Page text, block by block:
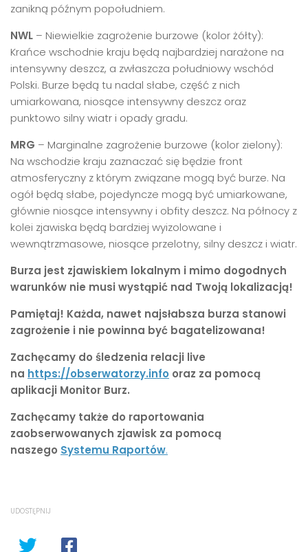
zanikną późnym popołudniem.
NWL – Niewielkie zagrożenie burzowe (kolor żółty):
Krańce wschodnie kraju będą najbardziej narażone na
intensywny deszcz, a zwłaszcza południowy wschód
Polski. Burze będą tu nadal słabe, część z nich
umiarkowana, niosące intensywny deszcz oraz
punktowo silny wiatr i opady gradu.
MRG – Marginalne zagrożenie burzowe (kolor zielony):
Na wschodzie kraju zaznaczać się będzie front
atmosferyczny z którym związane mogą być burze. Na
ogół będą słabe, pojedyncze mogą być umiarkowane,
głównie niosące intensywny i obfity deszcz. Na północy z
kolei zjawiska będą bardziej wyizolowane i
wewnątrzmasowe, niosące przelotny, silny deszcz i wiatr.
Burza jest zjawiskiem lokalnym i mimo dogodnych
warunków nie musi wystąpić nad Twoją lokalizacją!
Pamiętaj! Każda, nawet najsłabsza burza stanowi
zagrożenie i nie powinna być bagatelizowana!
Zachęcamy do śledzenia relacji live
na https://obserwatorzy.info oraz za pomocą
aplikacji Monitor Burz.
Zachęcamy także do raportowania
zaobserwowanych zjawisk za pomocą
naszego Systemu Raportów.
UDOSTĘPNIJ